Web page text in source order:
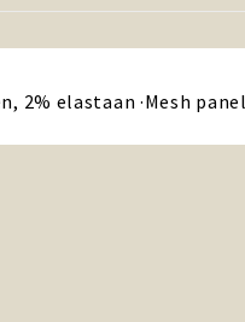
2% elastaan ·Mesh